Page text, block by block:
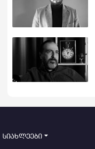
სიახლეები